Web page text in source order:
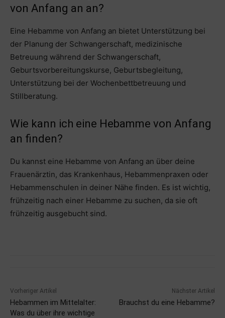
von Anfang an an?
Eine Hebamme von Anfang an bietet Unterstützung bei
der Planung der Schwangerschaft, medizinische
Betreuung während der Schwangerschaft,
Geburtsvorbereitungskurse, Geburtsbegleitung,
Unterstützung bei der Wochenbettbetreuung und
Stillberatung.
Wie kann ich eine Hebamme von Anfang
an finden?
Du kannst eine Hebamme von Anfang an über deine
Frauenärztin, das Krankenhaus, Hebammenpraxen oder
Hebammenschulen in deiner Nähe finden. Es ist wichtig,
frühzeitig nach einer Hebamme zu suchen, da sie oft
frühzeitig ausgebucht sind.
Vorheriger Artikel
Hebammen im Mittelalter:
Was du über ihre wichtige
Nächster Artikel
Brauchst du eine Hebamme?